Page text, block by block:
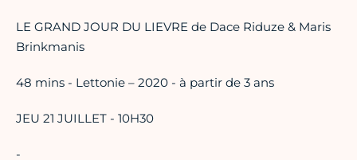
LE GRAND JOUR DU LIEVRE de Dace Riduze & Maris
Brinkmanis
48 mins - Lettonie – 2020 - à partir de 3 ans
JEU 21 JUILLET - 10H30
-